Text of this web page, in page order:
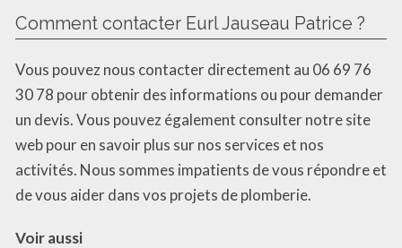
Comment contacter Eurl Jauseau Patrice ?
Vous pouvez nous contacter directement au 06 69 76
30 78 pour obtenir des informations ou pour demander
un devis. Vous pouvez également consulter notre site
web pour en savoir plus sur nos services et nos
activités. Nous sommes impatients de vous répondre et
de vous aider dans vos projets de plomberie.
Voir aussi